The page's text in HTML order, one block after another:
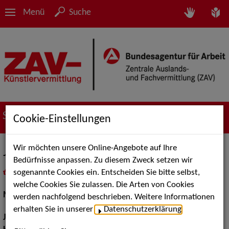
Menü Suche
Suche nach Künstler*innen
Johanna Bogner
als PDF speichern
inMeine Merklistelegen
Musical:Darstellerin, Sängerin
Jahrgang:
Cookie-Einstellungen
Wir möchten unsere Online-Angebote auf Ihre
Bedürfnisse anpassen. Zu diesem Zweck setzen wir
sogenannte Cookies ein. Entscheiden Sie bitte selbst,
welche Cookies Sie zulassen. Die Arten von Cookies
werden nachfolgend beschrieben. Weitere Informationen
erhalten Sie in unserer
Datenschutzerklärung